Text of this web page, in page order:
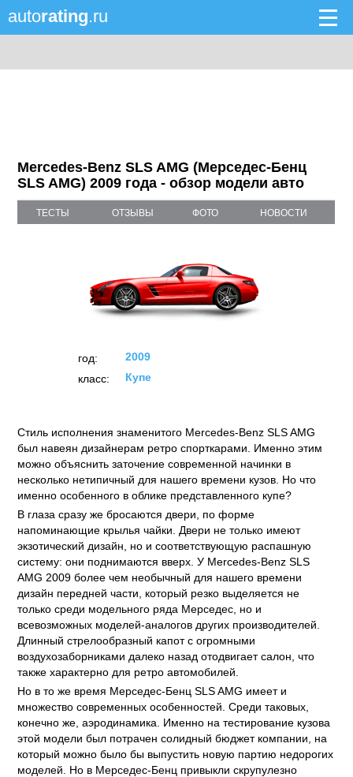
autorating.ru
Mercedes-Benz SLS AMG (Мерседес-Бенц
SLS AMG) 2009 года - обзор модели авто
ТЕСТЫ ОТЗЫВЫ ФОТО НОВОСТИ
год:
2009
класс:
Купе
Стиль исполнения знаменитого Mercedes-Benz SLS AMG
был навеян дизайнерам ретро спорткарами. Именно этим
можно объяснить заточение современной начинки в
несколько нетипичный для нашего времени кузов. Но что
именно особенного в облике представленного купе?
В глаза сразу же бросаются двери, по форме
напоминающие крылья чайки. Двери не только имеют
экзотический дизайн, но и соответствующую распашную
систему: они поднимаются вверх. У Mercedes-Benz SLS
AMG 2009 более чем необычный для нашего времени
дизайн передней части, который резко выделяется не
только среди модельного ряда Мерседес, но и
всевозможных моделей-аналогов других производителей.
Длинный стрелообразный капот с огромными
воздухозаборниками далеко назад отодвигает салон, что
также характерно для ретро автомобилей.
Но в то же время Мерседес-Бенц SLS AMG имеет и
множество современных особенностей. Среди таковых,
конечно же, аэродинамика. Именно на тестирование кузова
этой модели был потрачен солидный бюджет компании, на
который можно было бы выпустить новую партию недорогих
моделей. Но в Мерседес-Бенц привыкли скрупулезно